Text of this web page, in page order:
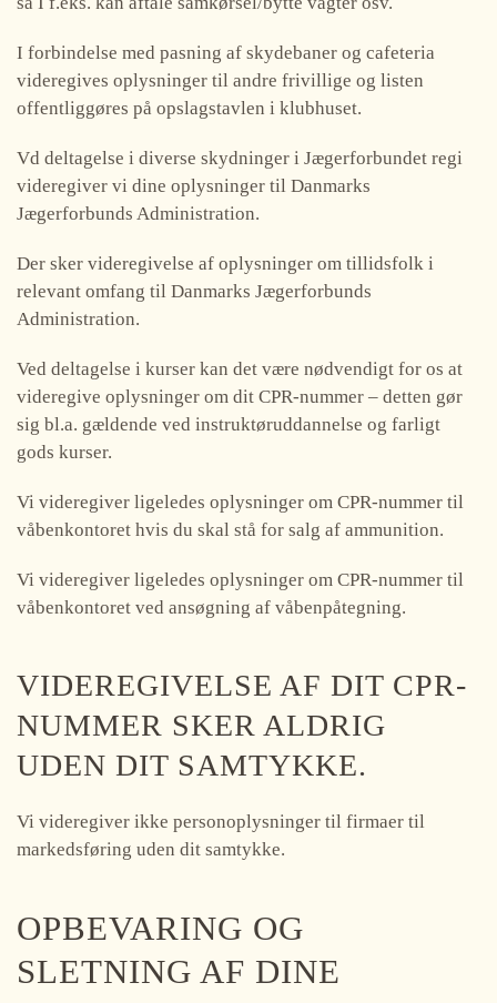
I forbindelse med pasning af skydebaner og cafeteria
videregives oplysninger til andre frivillige og listen
offentliggøres på opslagstavlen i klubhuset.
Vd deltagelse i diverse skydninger i Jægerforbundet regi
videregiver vi dine oplysninger til Danmarks
Jægerforbunds Administration.
Der sker videregivelse af oplysninger om tillidsfolk i
relevant omfang til Danmarks Jægerforbunds
Administration.
Ved deltagelse i kurser kan det være nødvendigt for os at
videregive oplysninger om dit CPR-nummer – detten gør
sig bl.a. gældende ved instruktøruddannelse og farligt
gods kurser.
Vi videregiver ligeledes oplysninger om CPR-nummer til
våbenkontoret hvis du skal stå for salg af ammunition.
Vi videregiver ligeledes oplysninger om CPR-nummer til
våbenkontoret ved ansøgning af våbenpåtegning.
VIDEREGIVELSE AF DIT CPR-
NUMMER SKER ALDRIG
UDEN DIT SAMTYKKE.
Vi videregiver ikke personoplysninger til firmaer til
markedsføring uden dit samtykke.
OPBEVARING OG
SLETNING AF DINE